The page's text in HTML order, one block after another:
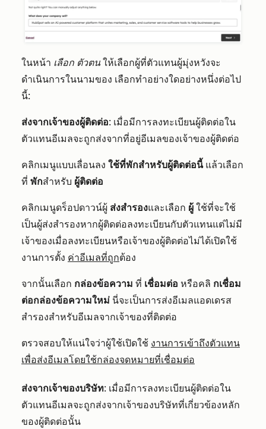
ในหน้า เลือก ตัวตน ให้เลือกผู้ที่ตัวแทนผู้มุ่งหวังจะ
ดำเนินการในนามของ เลือกทำอย่างใดอย่างหนึ่งต่อไป
นี้:
ส่งจากเจ้าของผู้ติดต่อ: เมื่อมีการลงทะเบียนผู้ติดต่อใน
ตัวแทนอีเมลจะถูกส่งจากที่อยู่อีเมลของเจ้าของผู้ติดต่อ
คลิกเมนูแบบเลื่อนลง ใช้ที่พักสำหรับผู้ติดต่อนี้แล้วเลือก
ที่ พักสำหรับ ผู้ติดต่อ
คลิกเมนูดร็อปดาวน์ผู้ ส่งสำรองและเลือก ผู้ ใช้ที่จะใช้
เป็นผู้ส่งสำรองหากผู้ติดต่อลงทะเบียนกับตัวแทนแต่ไม่มี
เจ้าของเมื่อลงทะเบียนหรือเจ้าของผู้ติดต่อไม่ได้เปิดใช้
งานการตั้ง ค่าอีเมลที่ถูกต้อง
จากนั้นเลือก กล่องข้อความ ที่ เชื่อมต่อ หรือคลิ กเชื่อม
ต่อกล่องข้อความใหม่ นี่จะเป็นการส่งอีเมลแอดเดรส
สำรองสำหรับอีเมลจากเจ้าของที่ติดต่อ
ตรวจสอบให้แน่ใจว่าผู้ใช้เปิดใช้ งานการเข้าถึงตัวแทน
เพื่อส่งอีเมลโดยใช้กล่องจดหมายที่เชื่อมต่อ
ส่งจากเจ้าของบริษัท: เมื่อมีการลงทะเบียนผู้ติดต่อใน
ตัวแทนอีเมลจะถูกส่งจากเจ้าของบริษัทที่เกี่ยวข้องหลัก
ของผู้ติดต่อนั้น